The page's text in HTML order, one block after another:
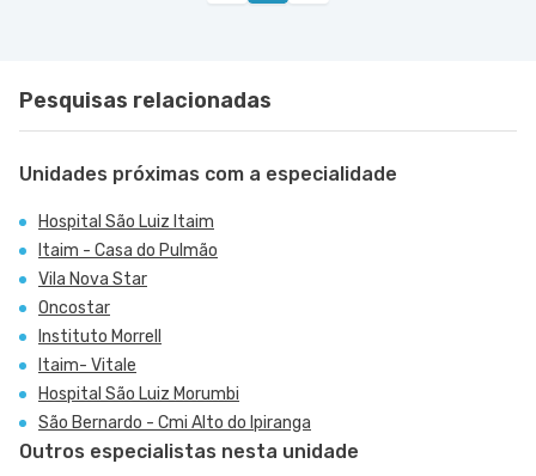
Pesquisas relacionadas
Unidades próximas com a especialidade
Hospital São Luiz Itaim
Itaim - Casa do Pulmão
Vila Nova Star
Oncostar
Instituto Morrell
Itaim- Vitale
Hospital São Luiz Morumbi
São Bernardo - Cmi Alto do Ipiranga
Outros especialistas nesta unidade